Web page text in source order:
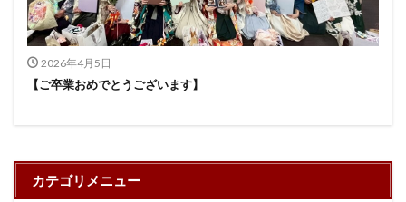
2026年4月5日
【ご卒業おめでとうございます】
カテゴリメニュー